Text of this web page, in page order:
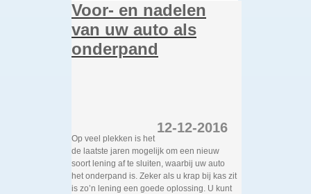
Voor- en nadelen
van uw auto als
onderpand
12-12-2016
Op veel plekken is het
de laatste jaren mogelijk om een nieuw
soort lening af te sluiten, waarbij uw auto
het onderpand is. Zeker als u krap bij kas zit
is zo’n lening een goede oplossing. U kunt